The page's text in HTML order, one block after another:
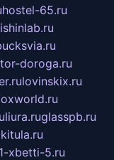
hostel-65.ru
doroga.ru
lovinskix.ru
liura.ruglasspb.ru
xbetti-5.ru